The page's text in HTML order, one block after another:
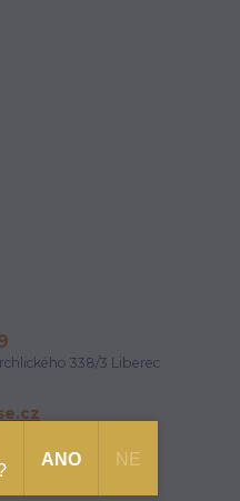
338/3 Liberec
ANO NE